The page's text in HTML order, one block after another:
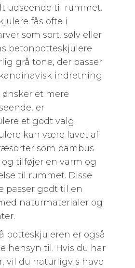
udseende til rummet.
fås ofte i
som sort, sølv eller
betonpotteskjulere
grå tone, der passer
indretning.
ønsker et mere
er
et godt valg.
kan være lavet af
som bambus
tilføjer en varm og
til rummet. Disse
passer godt til en
naturmaterialer og
potteskjuleren er også
hensyn til. Hvis du har
vil du naturligvis have